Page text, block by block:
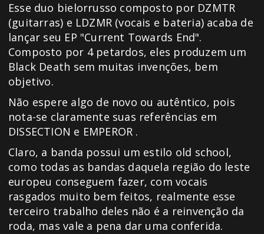
Esse duo bielorrusso composto por DZMTR
(guitarras) e LDZMR (vocais e bateria) acaba de
lançar seu EP "Current Towards End".
Composto por 4 petardos, eles produzem um
Black Death sem muitas invenções, bem
objetivo.
Não espere algo de novo ou autêntico, pois
nota-se claramente suas referências em
DISSECTION e EMPEROR .
Claro, a banda possui um estilo old school,
como todas as bandas daquela região do leste
europeu conseguem fazer, com vocais
rasgados muito bem feitos, realmente esse
terceiro trabalho deles não é a reinvenção da
roda, mas vale a pena dar uma conferida.